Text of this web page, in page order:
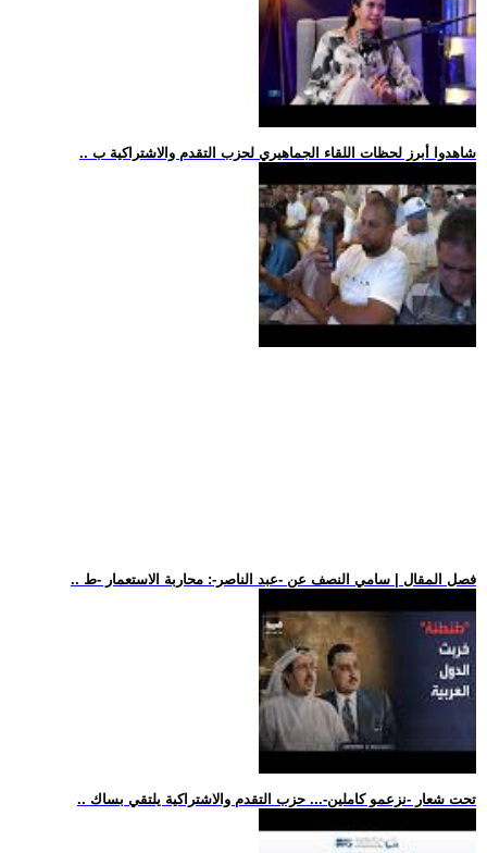
.. شاهدوا أبرز لحظات اللقاء الجماهيري لحزب التقدم والاشتراكية ب
.. فصل المقال | سامي النصف عن -عبد الناصر-: محاربة الاستعمار -ط
.. تحت شعار -نزعمو كاملين-... حزب التقدم والاشتراكية يلتقي بساك